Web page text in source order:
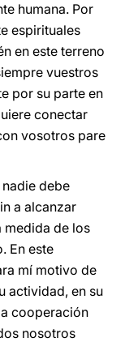
humana. Por
espirituales
en este terreno
vuestros
por su parte en
conectar
vosotros pare
debe
a alcanzar
medida de los
En este
mí motivo de
actividad, en su
cooperación
nosotros